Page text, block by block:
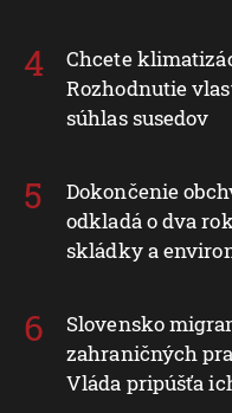
Chcete
Rozhodnutie
súhlas susedov
Dokončenie
odkladá o dva
skládky a
Slovensko
zahraničných
Vláda pripúšťa